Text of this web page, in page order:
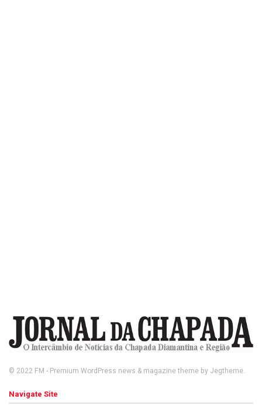
© 2022 FM - Premium WordPress news & magazine theme by Jegtheme.
Navigate Site